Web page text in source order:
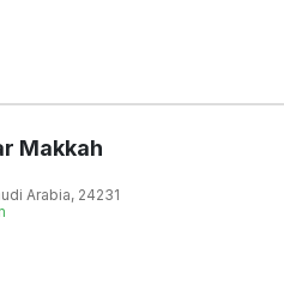
Makkah
Arabia, 24231